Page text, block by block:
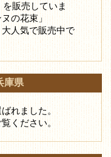
を販売していま
の花束」
人気で販売中で
庫県
れました。
ください。